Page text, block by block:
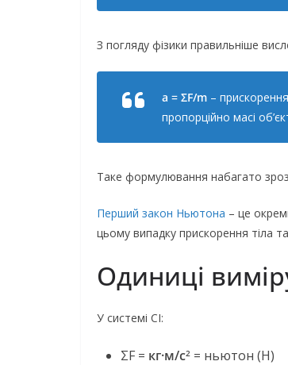
З погляду фізики правильніше
a = ΣF/m –
пропорційно масі
Таке формулювання набагато
Перший закон Ньютона – це
цьому випадку прискорення тіла
Одиниці
У системі СІ:
ΣF = кг·м/с2 = ньютон (Н)